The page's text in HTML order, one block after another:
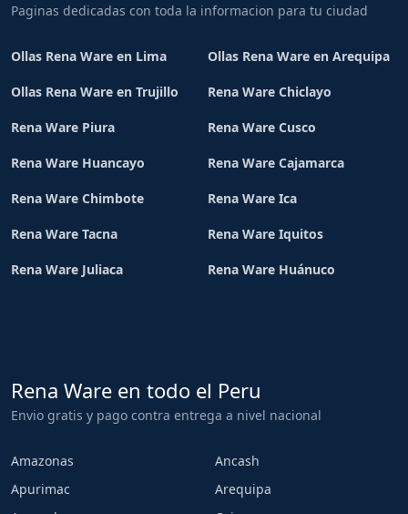
Paginas dedicadas con toda la informacion para tu ciudad
Ollas Rena Ware en Lima Ollas Rena Ware en Arequipa
Ollas Rena Ware en Trujillo Rena Ware Chiclayo
Rena Ware Piura Rena Ware Cusco
Rena Ware Huancayo Rena Ware Cajamarca
Rena Ware Chimbote Rena Ware Ica
Rena Ware Tacna Rena Ware Iquitos
Rena Ware Juliaca Rena Ware Huánuco
Rena Ware en todo el Peru
Envio gratis y pago contra entrega a nivel nacional
Amazonas
Ancash
Apurimac
Arequipa